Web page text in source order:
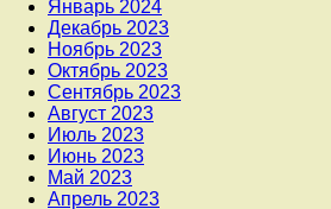
Январь 2024
Декабрь 2023
Ноябрь 2023
Октябрь 2023
Сентябрь 2023
Август 2023
Июль 2023
Июнь 2023
Май 2023
Апрель 2023